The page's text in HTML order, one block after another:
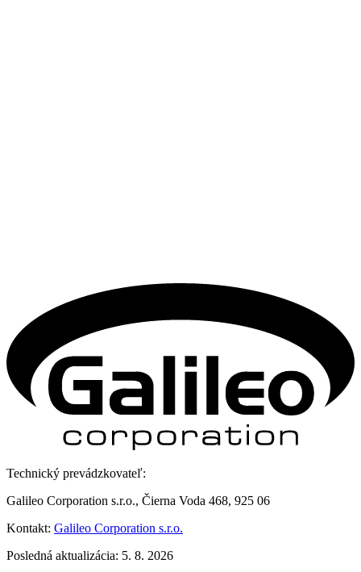
Technický prevádzkovateľ:
Galileo Corporation s.r.o., Čierna Voda 468, 925 06
Kontakt: Galileo Corporation s.r.o.
Posledná aktualizácia: 5. 8. 2026